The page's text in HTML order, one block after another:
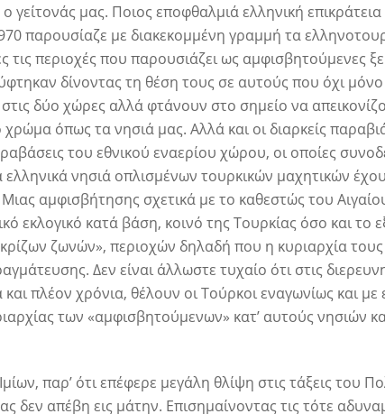
γείτονάς μας. Ποιος εποφθαλμιά ελληνική
παρουσίαζε με διακεκομμένη γραμμή τα
τις περιοχές που παρουσιάζει ως αμφισβητούμενες
δίνοντας τη θέση τους σε αυτούς που όχι μόνο
δύο χώρες αλλά φτάνουν στο σημείο να
όπως τα νησιά μας. Αλλά και οι διαρκείς
του εθνικού εναερίου χώρου, οι οποίες
νησιά οπλισμένων τουρκικών μαχητικών
αμφισβήτησης σχετικά με το καθεστώς του
εκλογικό κατά βάση, κοινό της Τουρκίας όσο και το
ζωνών», περιοχών δηλαδή που η κυριαρχία τους
Δεν είναι άλλωστε τυχαίο ότι στις
πλέον χρόνια, θέλουν οι Τούρκοι εναγωνίως και με
των «αμφισβητούμενων» κατ’ αυτούς νησιών
παρ’ ότι επέφερε μεγάλη θλίψη στις τάξεις του
απέβη εις μάτην. Επισημαίνοντας τις τότε